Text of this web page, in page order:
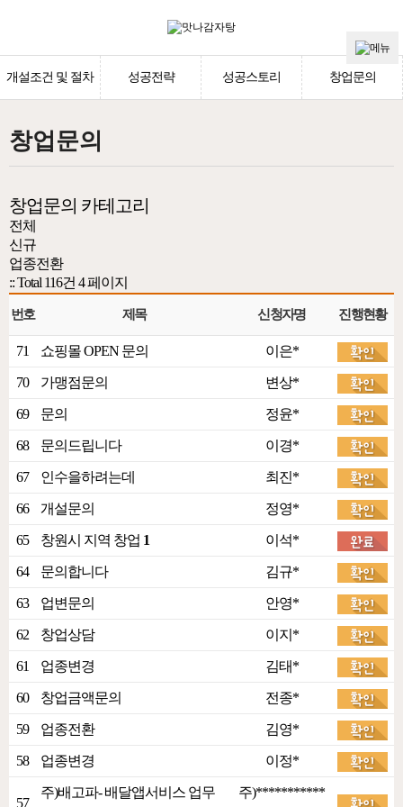
개설조건 및 절차 성공전략 성공스토리 창업문의
창업문의
창업문의 카테고리
전체
신규
업종전환
:: Total 116건 4 페이지
번호 제목 신청자명 진행현황
71 쇼핑몰 OPEN 문의 이은*
70 가맹점문의 변상*
69 문의 정윤*
68 문의드립니다 이경*
67 인수을하려는데 최진*
66 개설문의 정영*
65 창원시 지역 창업 1 이석*
64 문의합니다 김규*
63 업변문의 안영*
62 창업상담 이지*
61 업종변경 김태*
60 창업금액문의 전종*
59 업종전환 김영*
58 업종변경 이정*
57
주)배고파- 배달앱서비스 업무
주)***********